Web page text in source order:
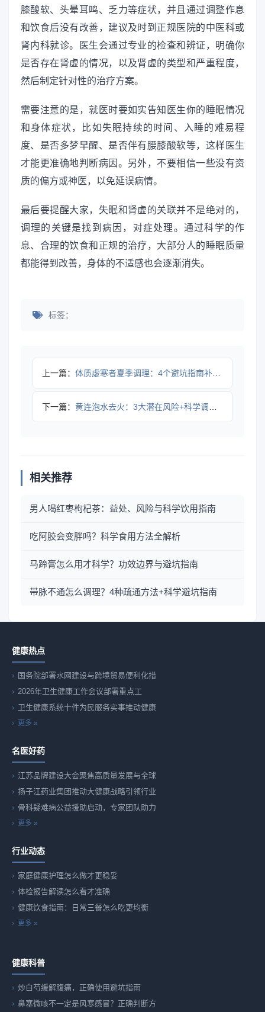
膝酸软、头晕耳鸣、乏力等症状，并且通过调整作息
和饮食后没有改善，建议及时到正规医院的中医科或
肾内科就诊。医生会通过专业的检查和辨证，明确你
是否存在肾虚的情况，以及肾虚的类型和严重程度，
然后制定针对性的治疗方案。
需要注意的是，就医时要如实告知医生你的睡眠情况
和身体症状，比如失眠持续的时间、入睡的难易程
度、是否多梦早醒、是否伴有腰膝酸软等，这样医生
才能更准确地判断病因。另外，不要相信一些没有资
质的偏方或神医，以免延误病情。
最后要提醒大家，失眠和肾虚的关联并不是绝对的，
调理的关键是找到病因，对症处理。通过科学的作
息、合理的饮食和正规的治疗，大部分人的睡眠质量
都能得到改善，身体的不适感也会逐渐消失。
标签：
上一篇： 体质虚寒者夏季调理：4个避坑指南补阳防寒
下一篇： 黄连泡水去火：3大潜在风险+科学调理指南
相关推荐
男人喝红枣枸杞茶：益处、风险与科学饮用指南
吃阿胶会变胖吗？科学食用方法全解析
马蹄膏怎么用才科学？功效边界与避坑指南
带脉不通怎么调理？4种疏通方法+科学避坑指南
健康热点
国务院部署水网建设与跨境贸易便利化措
2026年卫生健康工作会议部署重点工
卫生健康系统十件为民服务实事推动健康
更多 »
名医好药
江苏品牌建设大会聚焦高质量发展与全球
扬子江药业集团推动大健康战略引领行业
骨科疑难病公益援助启动，专家团队助力
更多 »
行业动态
家庭健康护理怎么做才更稳妥
体检报告解读怎么看才准确
健康饮食指南：日常三餐怎么吃更均衡
更多 »
健康科普
炒白芍缓解腹痛，正确使用避坑指南
鼻塞微咳不一定是风寒感冒？正确判断方